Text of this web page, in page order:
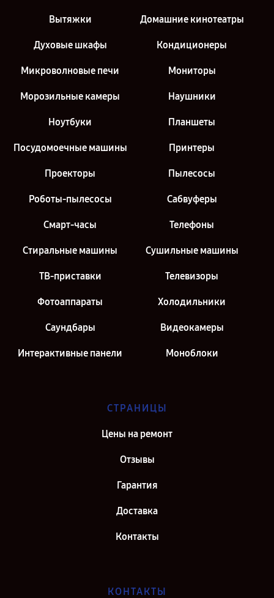
Вытяжки Домашние кинотеатры
Духовые шкафы Кондиционеры
Микроволновые печи Мониторы
Морозильные камеры Наушники
Ноутбуки Планшеты
Посудомоечные машины Принтеры
Проекторы Пылесосы
Роботы-пылесосы Сабвуферы
Смарт-часы Телефоны
Стиральные машины Сушильные машины
ТВ-приставки Телевизоры
Фотоаппараты Холодильники
Саундбары Видеокамеры
Интерактивные панели Моноблоки
СТРАНИЦЫ
Цены на ремонт
Отзывы
Гарантия
Доставка
Контакты
КОНТАКТЫ